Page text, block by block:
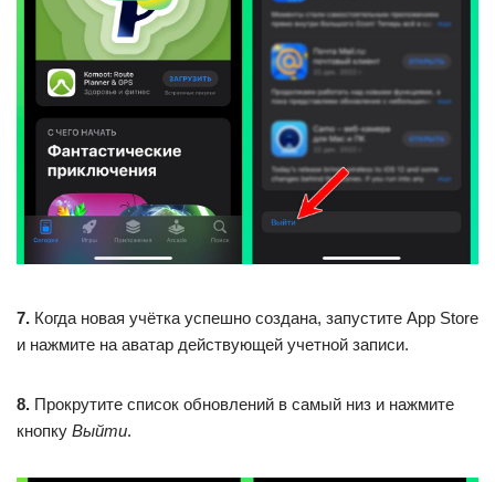
7. Когда новая учётка успешно создана, запустите App Store
и нажмите на аватар действующей учетной записи.
8. Прокрутите список обновлений в самый низ и нажмите
кнопку Выйти.